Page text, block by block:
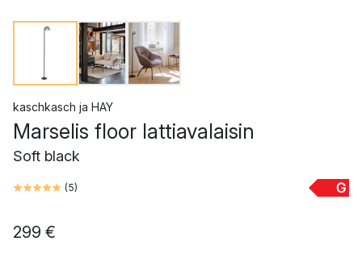
kaschkasch ja HAY
Marselis floor lattiavalaisin
Soft black
(5) G
299 €